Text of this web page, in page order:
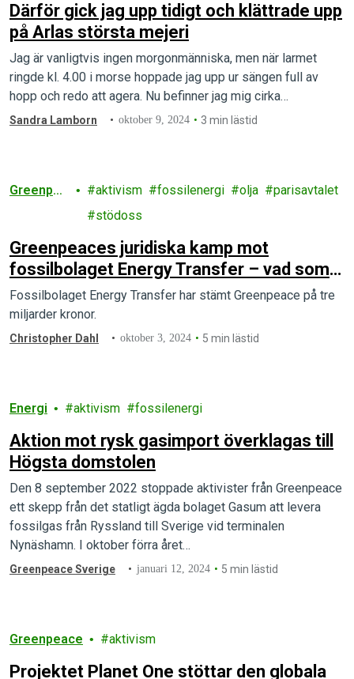
Därför gick jag upp tidigt och klättrade upp
på Arlas största mejeri
Jag är vanligtvis ingen morgonmänniska, men när larmet
ringde kl. 4.00 i morse hoppade jag upp ur sängen full av
hopp och redo att agera. Nu befinner jag mig cirka…
Sandra Lamborn oktober 9, 2024 3 min lästid
Greenpea
aktivism fossilenergi olja
parisavtalet
stödoss
Greenpeaces juridiska kamp mot
fossilbolaget Energy Transfer – vad som
hänt och vad som står på spel
Fossilbolaget Energy Transfer har stämt Greenpeace på tre
miljarder kronor.
Christopher Dahl oktober 3, 2024 5 min lästid
Energi aktivism fossilenergi
Aktion mot rysk gasimport överklagas till
Högsta domstolen
Den 8 september 2022 stoppade aktivister från Greenpeace
ett skepp från det statligt ägda bolaget Gasum att levera
fossilgas från Ryssland till Sverige vid terminalen
Nynäshamn. I oktober förra året…
Greenpeace Sverige januari 12, 2024 5 min lästid
Greenpeace aktivism
Projektet Planet One stöttar den globala